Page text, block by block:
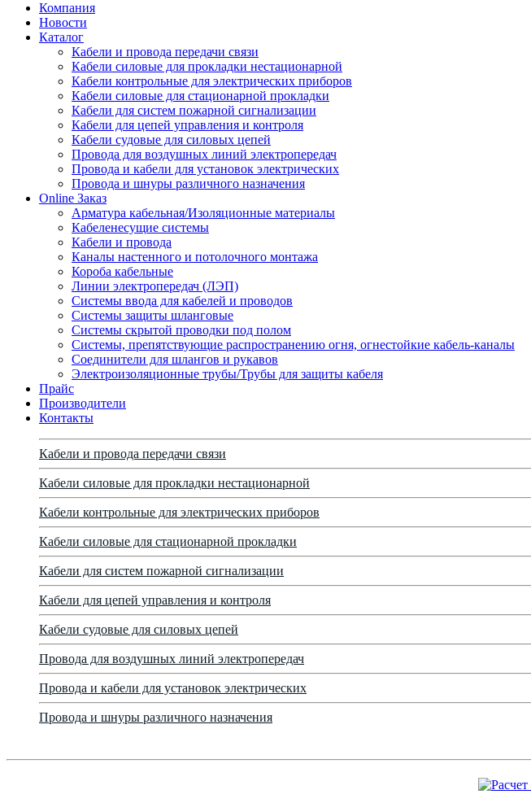
Компания
Новости
Каталог
Кабели и провода передачи связи
Кабели силовые для прокладки нестационарной
Кабели контрольные для электрических приборов
Кабели силовые для стационарной прокладки
Кабели для систем пожарной сигнализации
Кабели для цепей управления и контроля
Кабели судовые для силовых цепей
Провода для воздушных линий электропередач
Провода и кабели для установок электрических
Провода и шнуры различного назначения
Online Заказ
Арматура кабельная/Изоляционные материалы
Кабеленесущие системы
Кабели и провода
Каналы настенного и потолочного монтажа
Короба кабельные
Линии электропередач (ЛЭП)
Системы ввода для кабелей и проводов
Системы защиты шланговые
Системы скрытой проводки под полом
Системы, препятствующие распространению огня, огнестойкие кабель-каналы
Соединители для шлангов и рукавов
Электроизоляционные трубы/Трубы для защиты кабеля
Прайс
Производители
Контакты
Кабели и провода передачи связи
Кабели силовые для прокладки нестационарной
Кабели контрольные для электрических приборов
Кабели силовые для стационарной прокладки
Кабели для систем пожарной сигнализации
Кабели для цепей управления и контроля
Кабели судовые для силовых цепей
Провода для воздушных линий электропередач
Провода и кабели для установок электрических
Провода и шнуры различного назначения